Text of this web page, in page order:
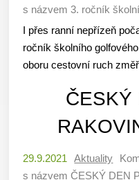
s názvem 3. ročník
I přes ranní nepřízeň
ročník školního
oboru cestovní ruch
ČESKÝ
29.9.2021 Aktuality
s názvem ČESKÝ DEN